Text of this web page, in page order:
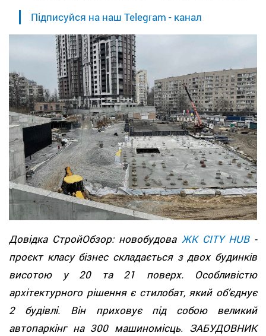
Підписуйся на наш Telegram - канал
Довідка СтройОбзор: новобудова ЖК CITY HUB-
проєкт класу бізнес складається з двох будинків
висотою у 20 та 21 поверх. Особливістю
архітектурного рішення є стилобат, який об’єднує
2 будівлі. Він приховує під собою великий
автопаркінг на 300 машиномісць. ЗАБУДОВНИК